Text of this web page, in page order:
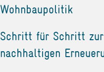
Wohnbaupolitik
Schritt für Schritt zur
nachhaltigen